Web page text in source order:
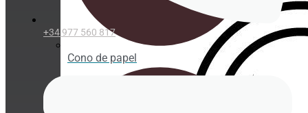
Cono de papel
+34 977 560 817